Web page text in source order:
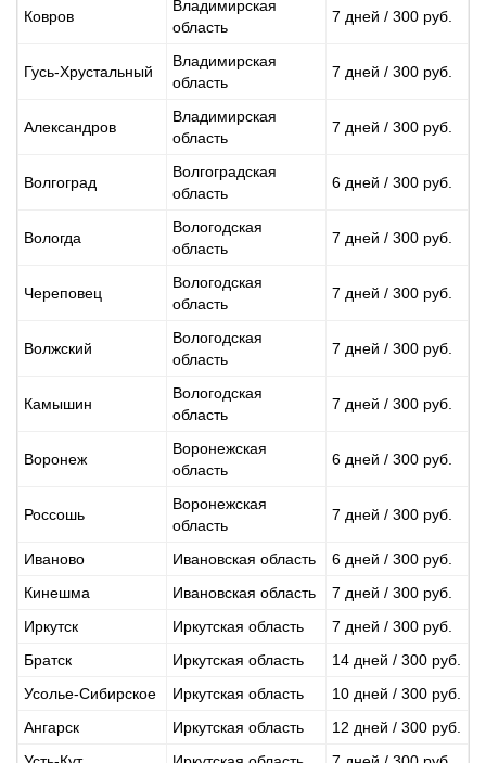
Ковров
Владимирская
область
7 дней / 300 руб.
Гусь-Хрустальный
Владимирская
область
7 дней / 300 руб.
Александров
Владимирская
область
7 дней / 300 руб.
Волгоград
Волгоградская
область
6 дней / 300 руб.
Вологда
Вологодская
область
7 дней / 300 руб.
Череповец
Вологодская
область
7 дней / 300 руб.
Волжский
Вологодская
область
7 дней / 300 руб.
Камышин
Вологодская
область
7 дней / 300 руб.
Воронеж
Воронежская
область
6 дней / 300 руб.
Россошь
Воронежская
область
7 дней / 300 руб.
Иваново Ивановская область
6 дней / 300 руб.
Кинешма
Ивановская область
7 дней / 300 руб.
Иркутск
Иркутская область
7 дней / 300 руб.
Братск
Иркутская область
14 дней / 300 руб.
Усолье-Сибирское
Иркутская область
10 дней / 300 руб.
Ангарск
Иркутская область
12 дней / 300 руб.